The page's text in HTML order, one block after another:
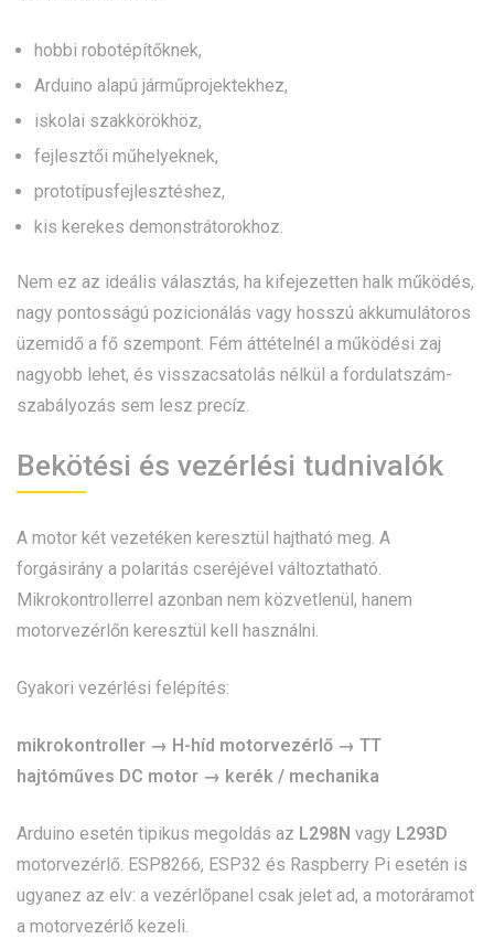
hobbi robotépítőknek,
Arduino alapú járműprojektekhez,
iskolai szakkörökhöz,
fejlesztői műhelyeknek,
prototípusfejlesztéshez,
kis kerekes demonstrátorokhoz.
Nem ez az ideális választás, ha kifejezetten halk működés,
nagy pontosságú pozicionálás vagy hosszú akkumulátoros
üzemidő a fő szempont. Fém áttételnél a működési zaj
nagyobb lehet, és visszacsatolás nélkül a fordulatszám-
szabályozás sem lesz precíz.
Bekötési és vezérlési tudnivalók
A motor két vezetéken keresztül hajtható meg. A
forgásirány a polaritás cseréjével változtatható.
Mikrokontrollerrel azonban nem közvetlenül, hanem
motorvezérlőn keresztül kell használni.
Gyakori vezérlési felépítés:
mikrokontroller → H-híd motorvezérlő → TT
hajtóműves DC motor → kerék / mechanika
Arduino esetén tipikus megoldás az L298N vagy L293D
motorvezérlő. ESP8266, ESP32 és Raspberry Pi esetén is
ugyanez az elv: a vezérlőpanel csak jelet ad, a motoráramot
a motorvezérlő kezeli.